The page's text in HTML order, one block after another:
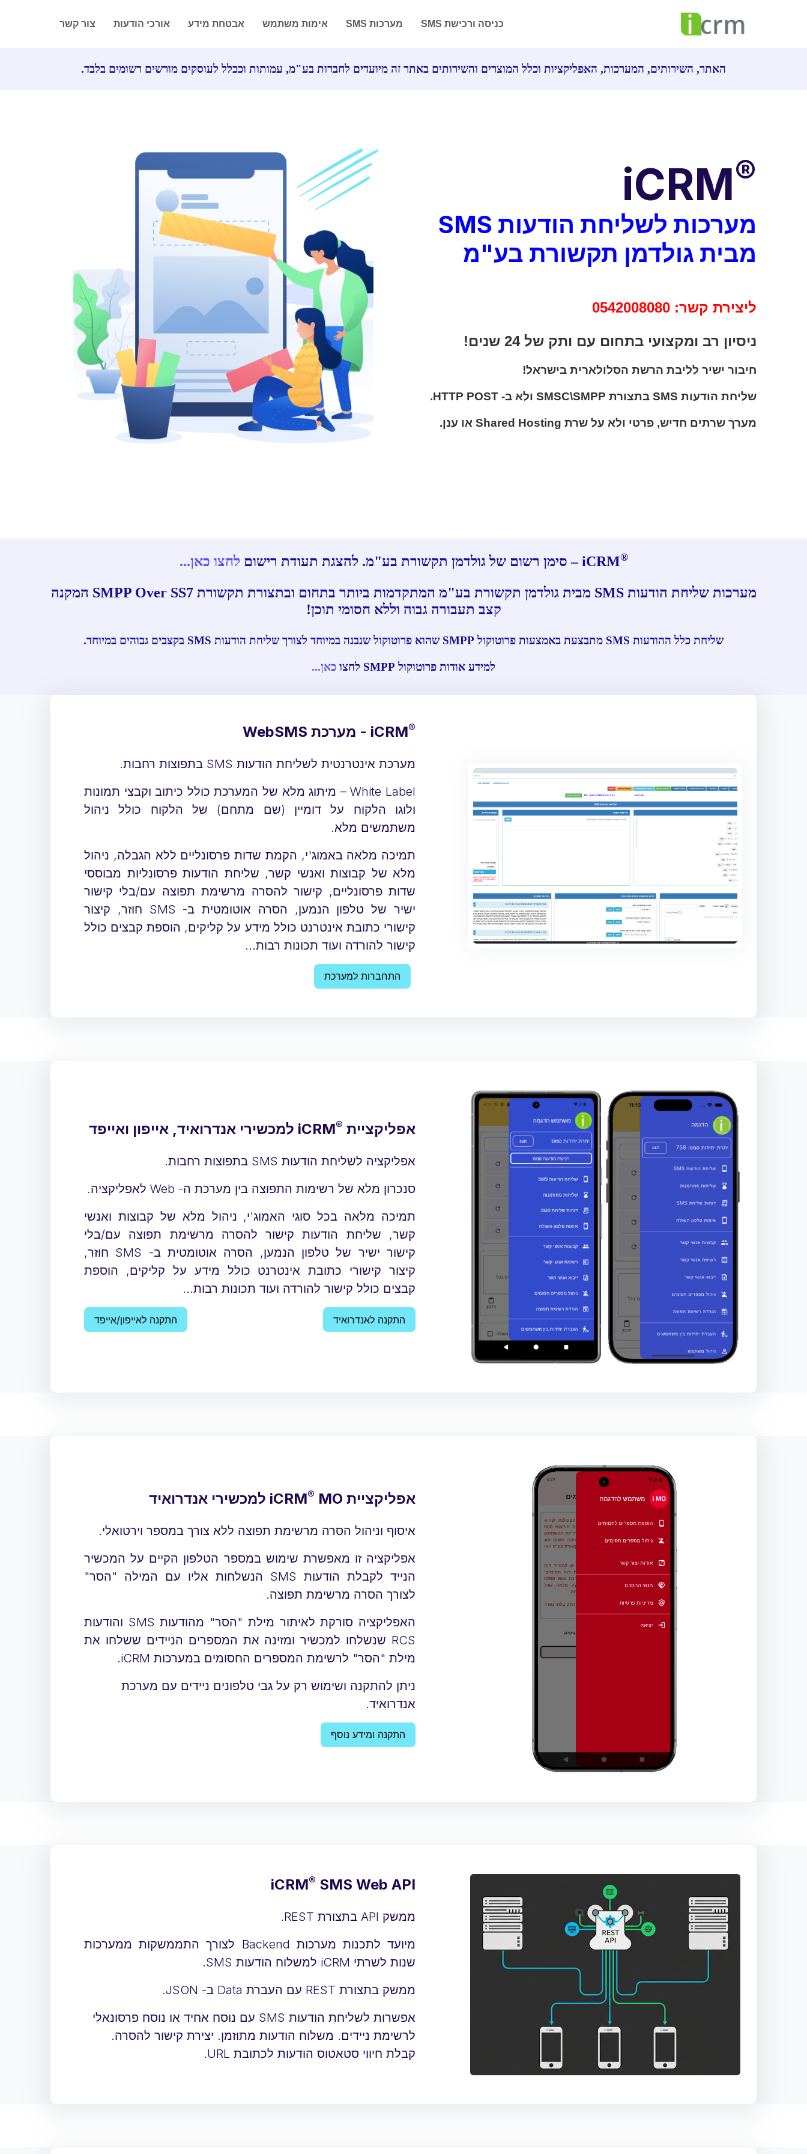
כניסה ורכישת SMS מערכות SMS אימות משתמש אבטחת מידע אורכי הודעות צור קשר
האתר, השירותים, המערכות, האפליקציות וכלל המוצרים והשירותים באתר זה מיועדים לחברות בע"מ, עמותות וככלל לעוסקים מורשים רשומים בלבד.
®
iCRM
מערכות לשליחת הודעות SMS
מבית גולדמן תקשורת בע"מ
ליצירת קשר: 0542008080
ניסיון רב ומקצועי בתחום עם ותק של24 שנים!
חיבור ישיר לליבת הרשת הסלולארית בישראל!
שליחת הודעות SMS בתצורת SMSC\SMPP ולא ב- HTTP POST.
מערך שרתים חדיש, פרטי ולא על שרת Shared Hosting או ענן.
®iCRM – סימן רשום של גולדמן תקשורת בע"מ. להצגת תעודת רישום
לחצו כאן...
מערכות שליחת הודעות SMS מבית גולדמן תקשורת בע"מ המתקדמות ביותר בתחום ובתצורת תקשורת SMPP Over SS7 המקנה
קצב תעבורה גבוה וללא חסומי תוכן!
שליחת כלל ההודעות SMS מתבצעת באמצעות פרוטוקול SMPP שהוא פרוטוקול שנבנה במיוחד לצורך שליחת הודעות SMS בקצבים גבוהים במיוחד.
למידע אודות פרוטוקול SMPP לחצו כאן...
®iCRM - מערכת WebSMS
מערכת אינטרנטית לשליחת הודעות SMS בתפוצות רחבות.
White Label – מיתוג מלא של המערכת כולל כיתוב וקבצי תמונות
ולוגו הלקוח על דומיין (שם מתחם) של הלקוח כולל ניהול
משתמשים מלא.
תמיכה מלאה באמוג'י, הקמת שדות פרסונליים ללא הגבלה, ניהול
מלא של קבוצות ואנשי קשר, שליחת הודעות פרסונליות מבוססי
שדות פרסונליים, קישור להסרה מרשימת תפוצה עם/בלי קישור
ישיר של טלפון הנמען, הסרה אוטומטית ב- SMS חוזר, קיצור
קישורי כתובת אינטרנט כולל מידע על קליקים, הוספת קבצים כולל
קישור להורדה ועוד תכונות רבות...
התחברות למערכת
אפליקציית ®iCRM למכשירי אנדרואיד, אייפון ואייפד
אפליקציה לשליחת הודעות SMS בתפוצות רחבות.
סנכרון מלא של רשימות התפוצה בין מערכת ה- Web לאפליקציה.
תמיכה מלאה בכל סוגי האמוג'י, ניהול מלא של קבוצות ואנשי
קשר, שליחת הודעות קישור להסרה מרשימת תפוצה עם/בלי
קישור ישיר של טלפון הנמען, הסרה אוטומטית ב- SMS חוזר,
קיצור קישורי כתובת אינטרנט כולל מידע על קליקים, הוספת
קבצים כולל קישור להורדה ועוד תכונות רבות...
התקנה לאנדרואיד התקנה לאייפון/אייפד
אפליקציית iCRM ® MO למכשירי אנדרואיד
איסוף וניהול הסרה מרשימת תפוצה ללא צורך במספר וירטואלי.
אפליקציה זו מאפשרת שימוש במספר הטלפון הקיים על המכשיר
הנייד לקבלת הודעות SMS הנשלחות אליו עם המילה "הסר"
לצורך הסרה מרשימת תפוצה.
האפליקציה סורקת לאיתור מילת "הסר" מהודעות SMS והודעות
RCS שנשלחו למכשיר ומזינה את המספרים הניידים ששלחו את
מילת "הסר" לרשימת המספרים החסומים במערכות iCRM.
ניתן להתקנה ושימוש רק על גבי טלפונים ניידים עם מערכת
אנדרואיד.
התקנה ומידע נוסף
iCRM® SMS Web API
ממשק API בתצורת REST.
מיועד לתכנות מערכות Backend לצורך התממשקות ממערכות
שנות לשרתי iCRM למשלוח הודעות SMS.
ממשק בתצורת REST עם העברת Data ב- JSON.
אפשרות לשליחת הודעות SMS עם נוסח אחיד או נוסח פרסונאלי
לרשימת ניידים. משלוח הודעות מתוזמן. יצירת קישור להסרה.
קבלת חיווי סטאטוס הודעות לכתובת URL.